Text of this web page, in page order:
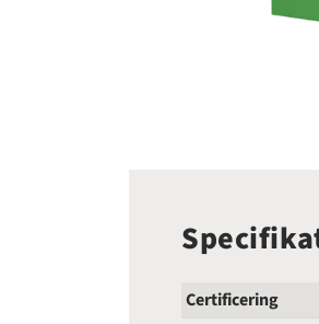
Certificering